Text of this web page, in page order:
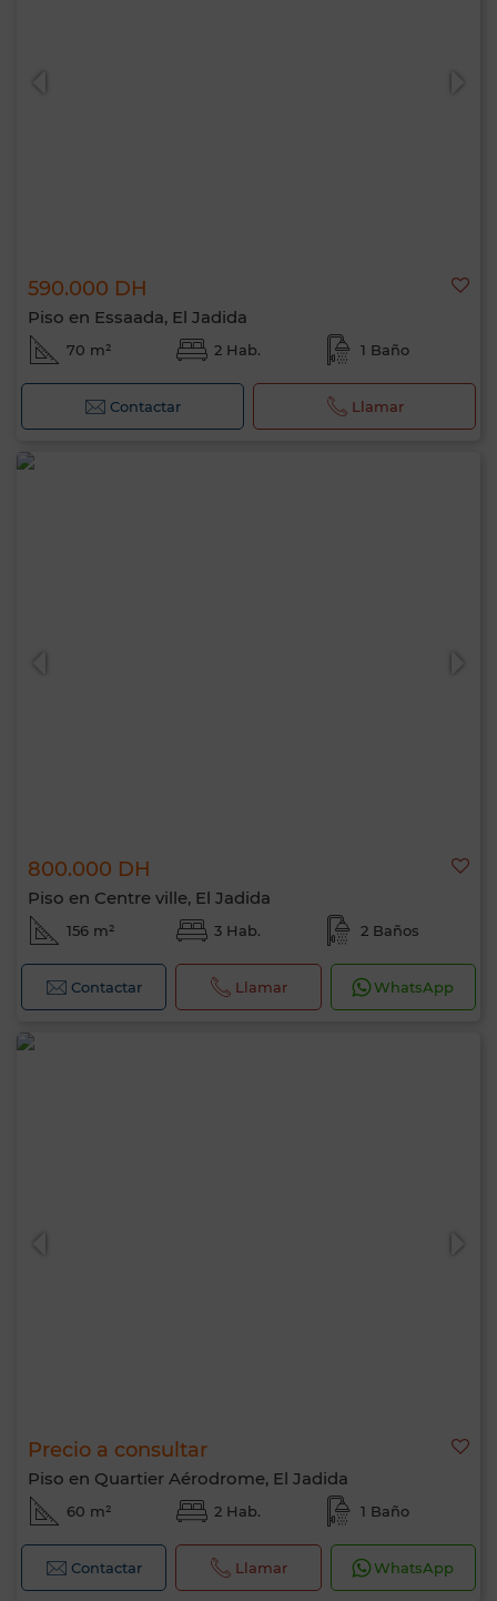
590.000 DH
Piso en Essaada, El Jadida
70 m² 2 Hab. 1 Baño
Contactar Llamar
800.000 DH
Piso en Centre ville, El Jadida
156 m² 3 Hab. 2 Baños
Contactar Llamar WhatsApp
Precio a consultar
Piso en Quartier Aérodrome, El Jadida
60 m² 2 Hab. 1 Baño
Contactar Llamar WhatsApp